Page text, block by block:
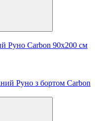
Руно Carbon 90х200 см